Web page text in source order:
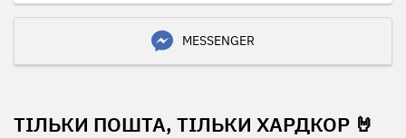
MESSENGER
ТІЛЬКИ ПОШТА, ТІЛЬКИ ХАРДКОР 🤘